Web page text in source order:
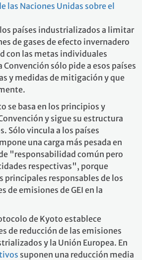
las Naciones Unidas sobre el
países industrializados a limitar
de gases de efecto invernadero
con las metas individuales
Convención sólo pide a esos países
y medidas de mitigación y que
se basa en los principios y
y sigue su estructura
Sólo vincula a los países
una carga más pesada en
"responsabilidad común pero
respectivas", porque
principales responsables de los
de emisiones de GEI en la
de Kyoto establece
de reducción de las emisiones
y la Unión Europea. En
suponen una reducción media